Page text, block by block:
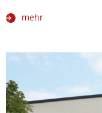
mehr